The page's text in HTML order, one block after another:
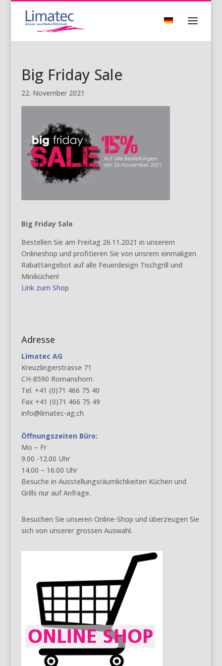
Big Friday Sale
22. November 2021
Big Friday Sale
Bestellen Sie am Freitag 26.11.2021 in unserem
Onlineshop und profitieren Sie von unsrem einmaligen
Rabattangebot auf alle Feuerdesign Tischgrill und
Miniküchen!
Link zum Shop
Adresse
Limatec AG
Kreuzlingerstrasse 71
CH-8590 Romanshorn
Tel. +41 (0)71 466 75 40
Fax +41 (0)71 466 75 49
info@limatec-ag.ch
Öffnungszeiten Büro:
Mo – Fr
9.00 -12.00 Uhr
14.00 – 16.00 Uhr
Besuche in Ausstellungsräumlichkeiten Küchen und
Grills nur auf Anfrage.
Besuchen Sie unseren Online-Shop und überzeugen Sie
sich von unserer grossen Auswahl.